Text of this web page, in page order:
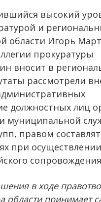
высокий
и
области Игорь
прокуратуры
вносит в
рассмотрели
должностных лиц
муниципальной
правом
при осуществлении
в ходе
области принимает